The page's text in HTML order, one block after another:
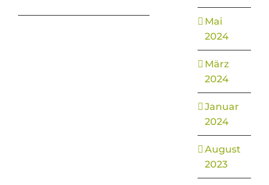
Mai
2024
März
2024
Januar
2024
August
2023